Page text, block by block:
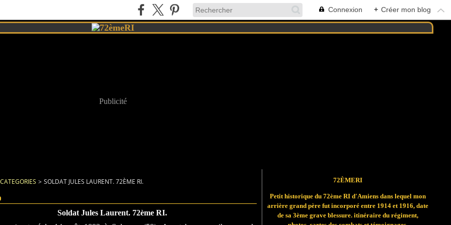
Connexion + Créer mon blog
Publicité
CATEGORIES > SOLDAT JULES LAURENT. 72ÈME RI.
Soldat Jules Laurent. 72ème RI.
72ÈMERI
Petit historique du 72ème RI d'Amiens dans lequel mon
arrière grand père fut incorporé entre 1914 et 1916, date
de sa 3ème grave blessure. itinéraire du régiment,